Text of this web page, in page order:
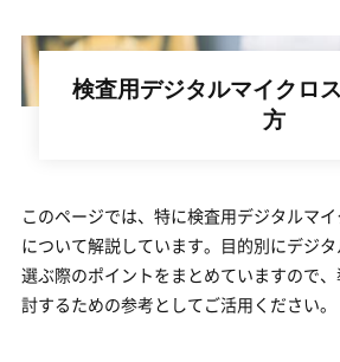
検査用デジタルマイクロ
方
このページでは、特に検査用デジタルマ
について解説しています。目的別にデジ
選ぶ際のポイントをまとめていますので
討するための参考としてご活用ください。